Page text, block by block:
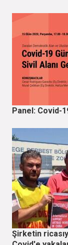
Panel: Covid-
Şirketin